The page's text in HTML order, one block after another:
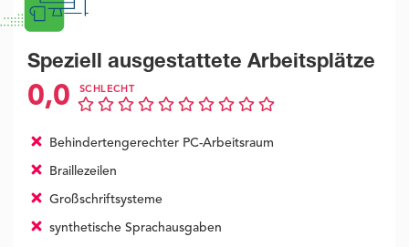
Speziell ausgestattete Arbeitsplätze
0,0 SCHLECHT
Behindertengerechter PC-Arbeitsraum
Braillezeilen
Großschriftsysteme
synthetische Sprachausgaben